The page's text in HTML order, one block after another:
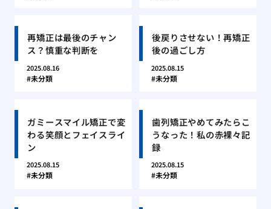
再矯正は最後のチャン
ス？慎重な判断を
2025.08.16
未分類
後戻りさせない！再矯正
後の過ごし方
2025.08.15
未分類
ガミースマイル矯正で変
わる笑顔とフェイスライ
ン
2025.08.15
未分類
歯列矯正やめてみたらこ
うなった！私の赤裸々記
録
2025.08.15
未分類